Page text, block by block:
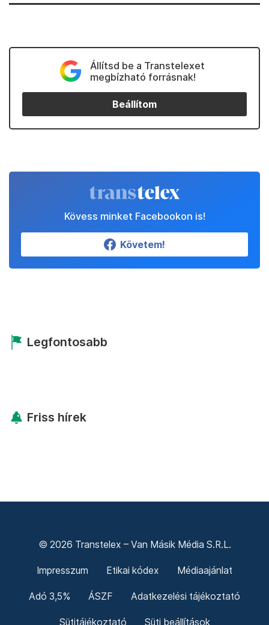
Állítsd be a Transtelexet
megbízható forrásnak!
Beállítom
Kövess minket Facebookon is!
Követem!
Legfontosabb
Friss hírek
© 2026 Transtelex – Van Másik Média S.R.L.
Impresszum Etikai kódex Médiaajánlat
Adó 3,5% ÁSZF Adatkezelési tájékoztató
Sütitájékoztató Süti beállítások